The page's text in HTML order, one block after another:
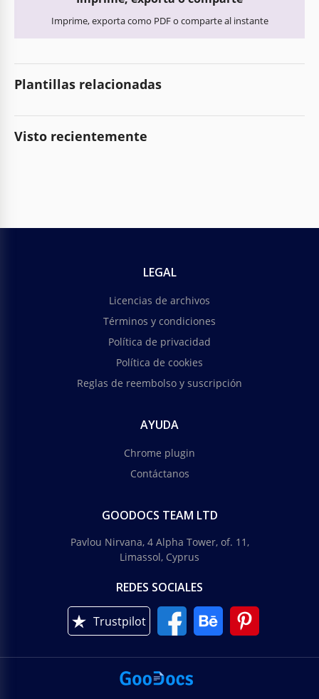
Imprime, exporta como PDF o comparte al instante
Plantillas relacionadas
Visto recientemente
LEGAL
Licencias de archivos
Términos y condiciones
Política de privacidad
Política de cookies
Reglas de reembolso y suscripción
AYUDA
Chrome plugin
Contáctanos
GOODOCS TEAM LTD
Pavlou Nirvana, 4 Alpha Tower, of. 11,
Limassol, Cyprus
REDES SOCIALES
Trustpilot